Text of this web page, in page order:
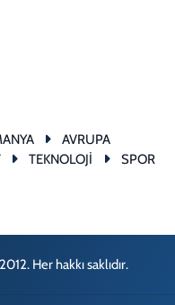
AVRUPA
TEKNOLOJİ
SPOR
Her hakkı saklıdır.